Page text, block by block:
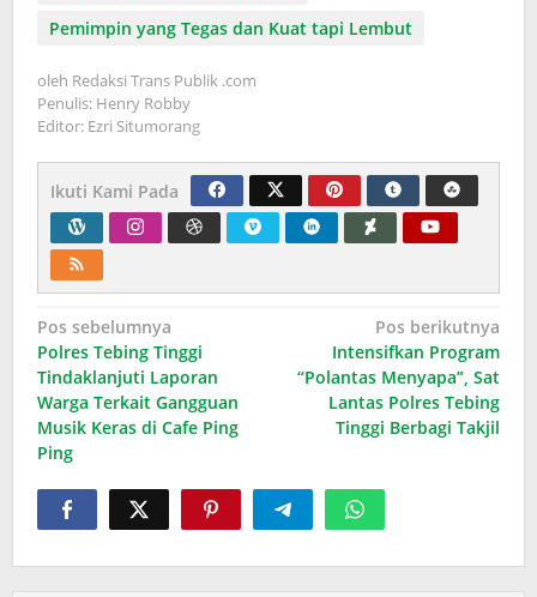
Pemimpin yang Tegas dan Kuat tapi Lembut
oleh Redaksi Trans Publik .com
Penulis: Henry Robby
Editor: Ezri Situmorang
Ikuti Kami Pada
Navigasi
pos
Pos sebelumnya
Polres Tebing Tinggi
Tindaklanjuti Laporan
Warga Terkait Gangguan
Musik Keras di Cafe Ping
Ping
Pos berikutnya
Intensifkan Program
“Polantas Menyapa”, Sat
Lantas Polres Tebing
Tinggi Berbagi Takjil